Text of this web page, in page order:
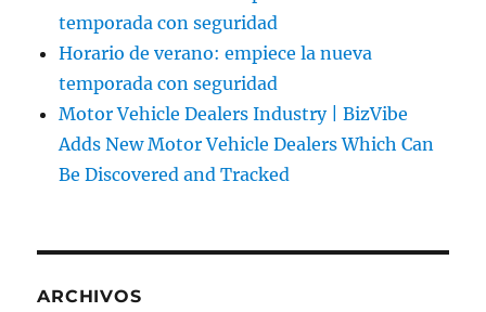
temporada con seguridad
Horario de verano: empiece la nueva
temporada con seguridad
Motor Vehicle Dealers Industry | BizVibe
Adds New Motor Vehicle Dealers Which Can
Be Discovered and Tracked
ARCHIVOS